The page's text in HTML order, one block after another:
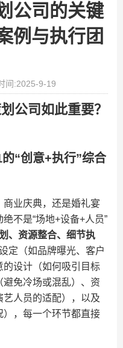
公司的关键
例与执行团
间:2025-9-19
公司如此重要？
“创意+执行”综合
业庆典，还是婚礼宴
不是“场地+设备+人员”
、资源整合、细节执
定（如品牌曝光、客户
设计（如何吸引目标
免冷场或混乱）、资
人员的适配），以及
，每一个环节都直接